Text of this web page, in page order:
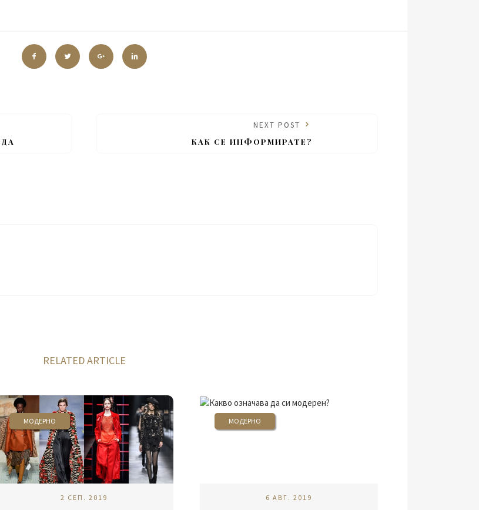
NEXT POST
КАК СЕ ИНФОРМИРАТЕ?
RELATED ARTICLE
МОДЕРНО
2 СЕП. 2019
МОДЕРНО
6 АВГ. 2019